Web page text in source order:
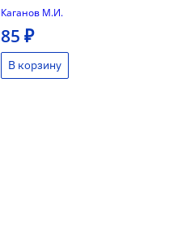
Каганов М.И.
85 ₽